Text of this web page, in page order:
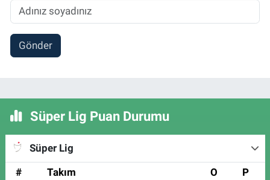
Gönder
Süper Lig Puan Durumu
Süper Lig
#
Takım O P